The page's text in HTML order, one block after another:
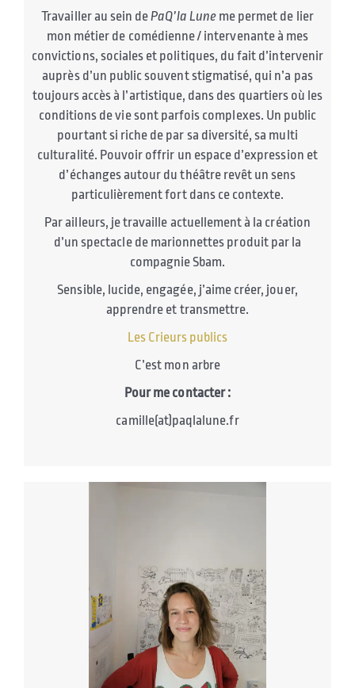
Travailler au sein dePaQ’la Luneme permet de lier
mon métier de comédienne / intervenante à mes
convictions, sociales et politiques, du fait d’intervenir
auprès d’un public souvent stigmatisé, qui n’a pas
toujours accès à l’artistique, dans des quartiers où les
conditions de vie sont parfois complexes. Un public
pourtant si riche de par sa diversité, sa multi
culturalité. Pouvoir offrir un espace d’expression et
d’échanges autour du théâtre revêt un sens
particulièrement fort dans ce contexte.
Par ailleurs, je travaille actuellement à la création
d’un spectacle de marionnettes produit par la
compagnie Sbam.
Sensible, lucide, engagée, j’aime créer, jouer,
apprendre et transmettre.
Les Crieurs publics
C’est mon arbre
Pour me contacter :
camille(at)paqlalune.fr